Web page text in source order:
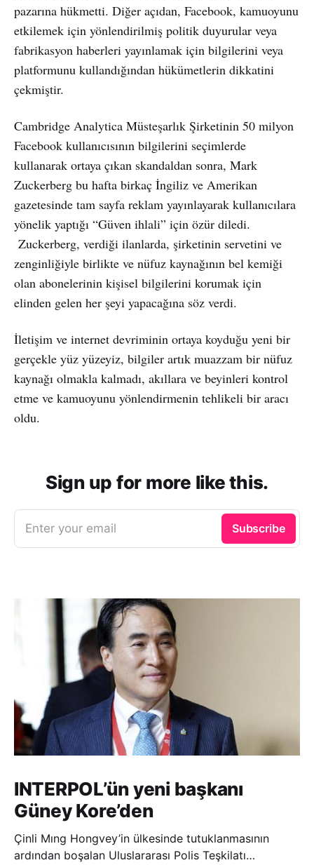
pazarına hükmetti. Diğer açıdan, Facebook, kamuoyunu
etkilemek için yönlendirilmiş politik duyurular veya
fabrikasyon haberleri yayınlamak için bilgilerini veya
platformunu kullandığından hükümetlerin dikkatini
çekmiştir.
Cambridge Analytica Müsteşarlık Şirketinin 50 milyon
Facebook kullanıcısının bilgilerini seçimlerde
kullanarak ortaya çıkan skandaldan sonra, Mark
Zuckerberg bu hafta birkaç İngiliz ve Amerikan
gazetesinde tam sayfa reklam yayınlayarak kullanıcılara
yönelik yaptığı “Güven ihlali” için özür diledi.
Zuckerberg, verdiği ilanlarda, şirketinin servetini ve
zenginliğiyle birlikte ve nüfuz kaynağının bel kemiği
olan abonelerinin kişisel bilgilerini korumak için
elinden gelen her şeyi yapacağına söz verdi.
İletişim ve internet devriminin ortaya koyduğu yeni bir
gerçekle yüz yüzeyiz, bilgiler artık muazzam bir nüfuz
kaynağı olmakla kalmadı, akıllara ve beyinleri kontrol
etme ve kamuoyunu yönlendirmenin tehlikeli bir aracı
oldu.
Sign up for more like this.
Enter your email Subscribe
INTERPOL’ün yeni başkanı
Güney Kore’den
Çinli Mıng Hongvey’in ülkesinde tutuklanmasının
ardından boşalan Uluslararası Polis Teşkilatı